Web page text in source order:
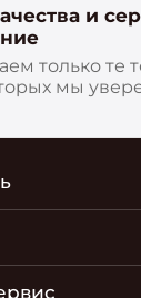
и
только те
мы